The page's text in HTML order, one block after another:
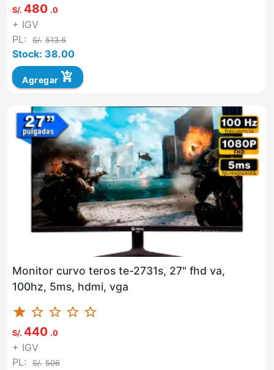
S/. 480 .0
+ IGV
PL:
S/. 513.6
Stock: 38.00
Agregar add_shopping_cart
Monitor curvo teros te-2731s, 27" fhd va,
100hz, 5ms, hdmi, vga
star star_border star_border star_border star_border
S/. 440 .0
+ IGV
PL:
S/. 506